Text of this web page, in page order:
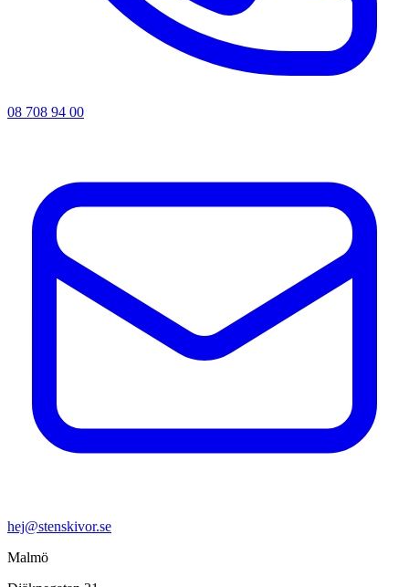
08 708 94 00
hej@stenskivor.se
Malmö